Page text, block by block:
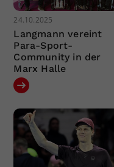
24.10.2025
Langmann vereint
Para-Sport-
Community in der
Marx Halle